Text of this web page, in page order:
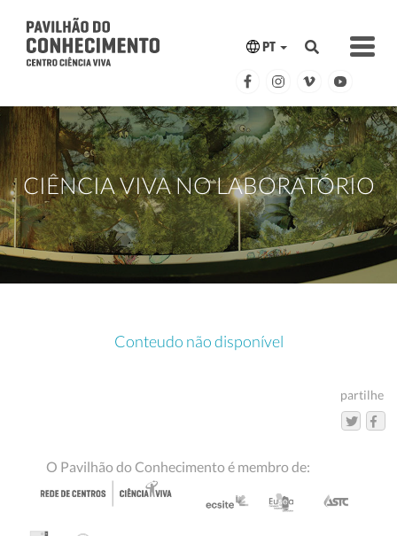
PT
CIÊNCIA VIVA NO LABORATÓRIO
Conteudo não disponível
partilhe
O Pavilhão do Conhecimento é membro de: